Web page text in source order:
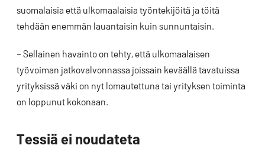
suomalaisia että ulkomaalaisia työntekijöitä ja töitä
tehdään enemmän lauantaisin kuin sunnuntaisin.
– Sellainen havainto on tehty, että ulkomaalaisen
työvoiman jatkovalvonnassa joissain keväällä tavatuissa
yrityksissä väki on nyt lomautettuna tai yrityksen toiminta
on loppunut kokonaan.
Tessiä ei noudateta